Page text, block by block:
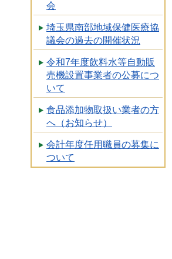
会
埼玉県南部地域保健医療協
議会の過去の開催状況
令和7年度飲料水等自動販
売機設置事業者の公募につ
いて
食品添加物取扱い業者の方
へ（お知らせ）
会計年度任用職員の募集に
ついて